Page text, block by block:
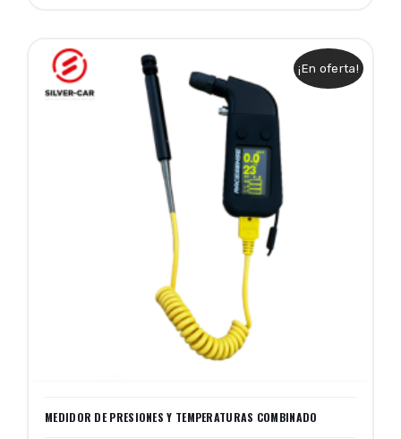
¡En oferta!
MEDIDOR DE PRESIONES Y TEMPERATURAS COMBINADO